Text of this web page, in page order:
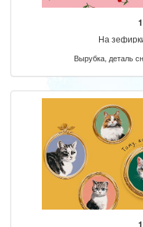
На
Вырубка, деталь